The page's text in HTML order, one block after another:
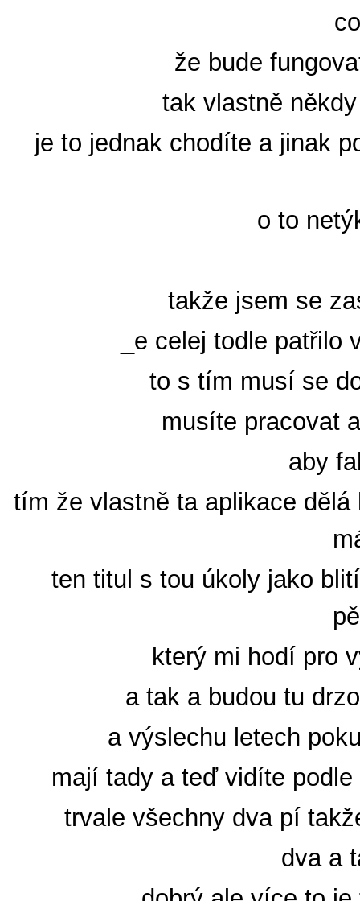
že bude
tak vlastně
je to jednak chodíte a jinak
o to
takže jsem se
_e celej todle
to s tím musí se
musíte pracovat
aby
tím že vlastně ta aplikace
ten titul s tou úkoly jako
který mi hodí pro
a tak a budou tu
a výslechu letech
mají tady a teď vidíte
trvale všechny dva pí
dva a